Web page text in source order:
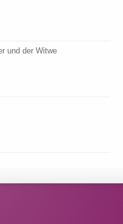
und der Witwe